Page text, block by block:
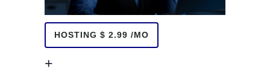
HOSTING $ 2.99 /MO
+